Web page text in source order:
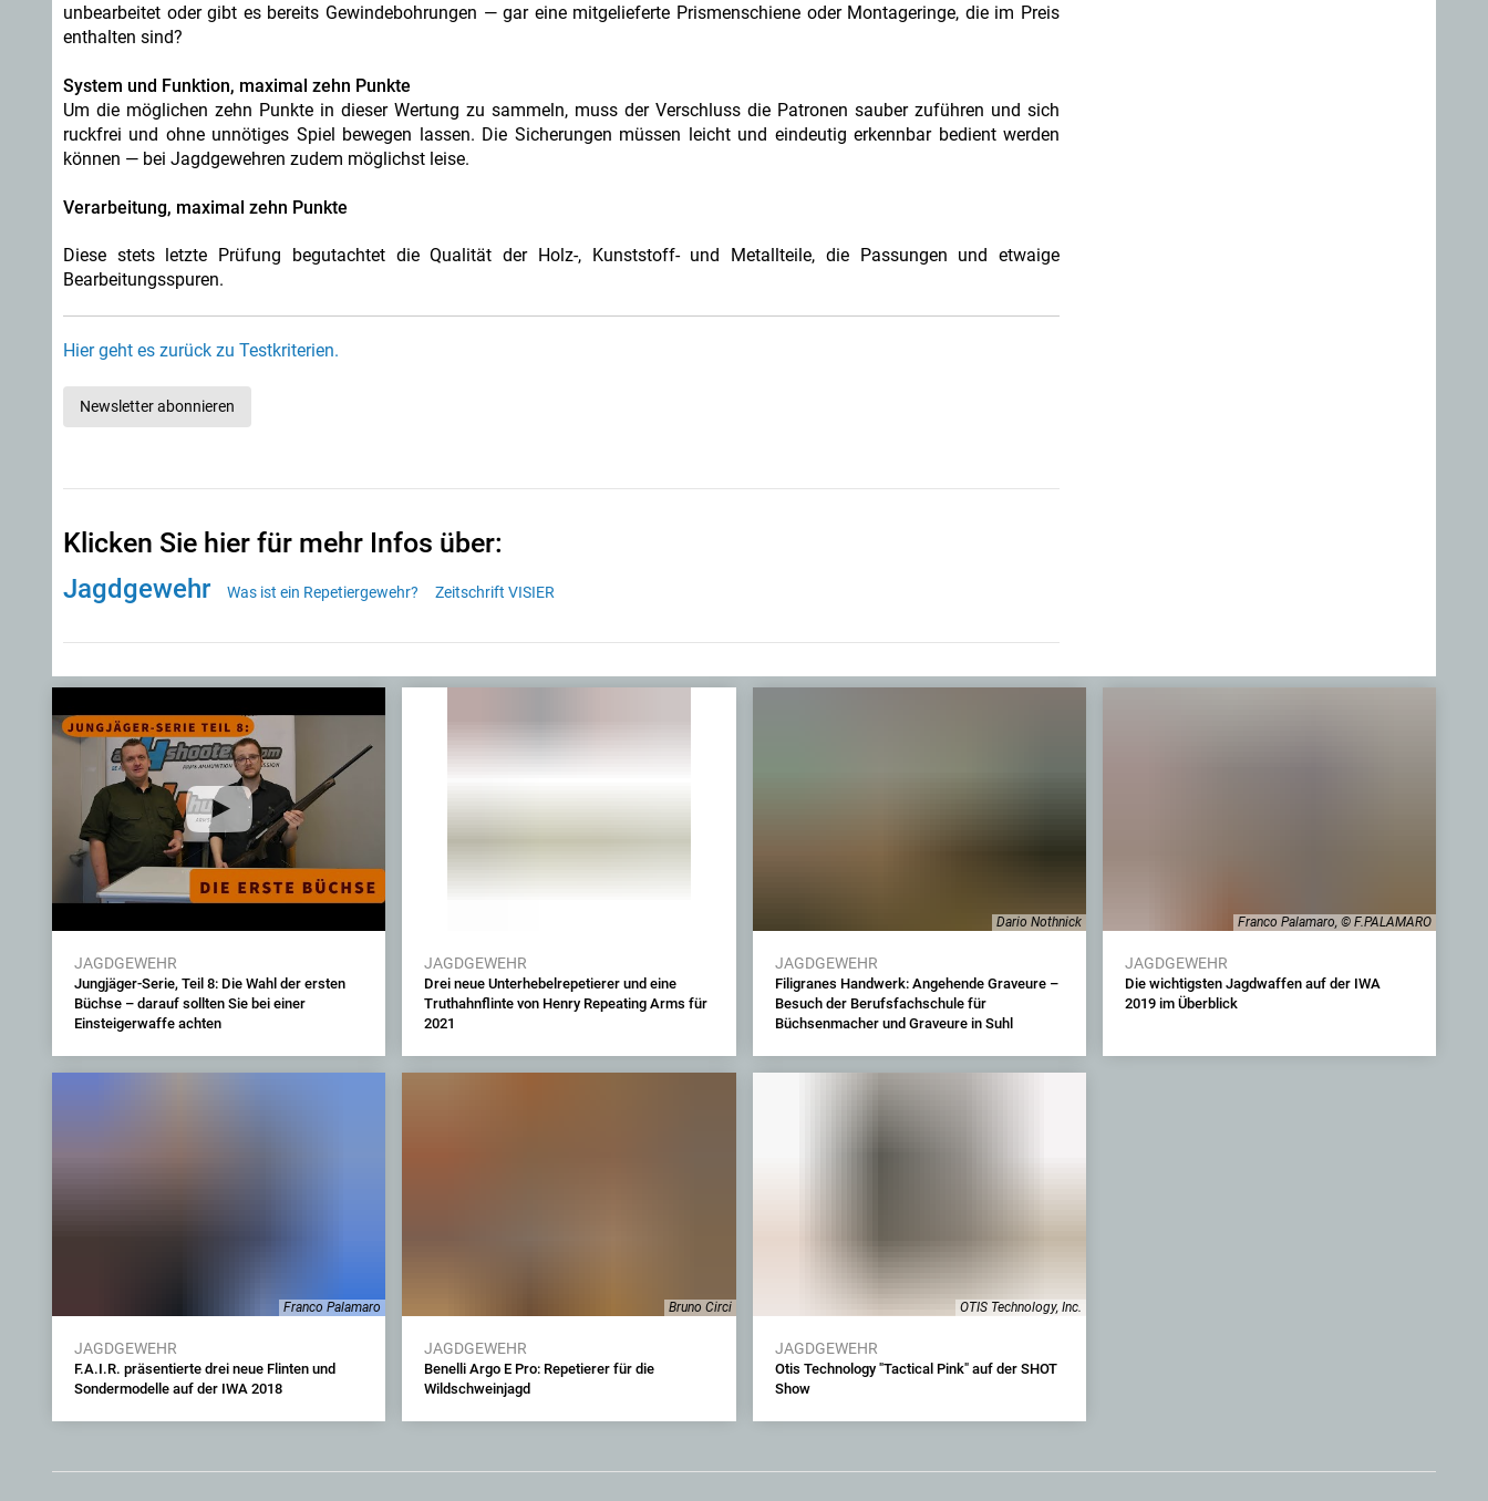
unbearbeitet oder gibt es bereits Gewindebohrungen — gar eine mitgelieferte Prismenschiene oder Montageringe, die im Preis
enthalten sind?
System und Funktion, maximal zehn Punkte
Um die möglichen zehn Punkte in dieser Wertung zu sammeln, muss der Verschluss die Patronen sauber zuführen und sich
ruckfrei und ohne unnötiges Spiel bewegen lassen. Die Sicherungen müssen leicht und eindeutig erkennbar bedient werden
können — bei Jagdgewehren zudem möglichst leise.
Verarbeitung, maximal zehn Punkte
Diese stets letzte Prüfung begutachtet die Qualität der Holz-, Kunststoff- und Metallteile, die Passungen und etwaige
Bearbeitungsspuren.
Hier geht es zurück zu Testkriterien.
Newsletter abonnieren
Klicken Sie hier für mehr Infos über:
Jagdgewehr Was ist ein Repetiergewehr? Zeitschrift VISIER
JAGDGEWEHR
Jungjäger-Serie, Teil 8: Die Wahl der ersten
Büchse – darauf sollten Sie bei einer
Einsteigerwaffe achten
JAGDGEWEHR
Drei neue Unterhebelrepetierer und eine
Truthahnflinte von Henry Repeating Arms für
2021
Dario Nothnick
JAGDGEWEHR
Filigranes Handwerk: Angehende Graveure –
Besuch der Berufsfachschule für
Büchsenmacher und Graveure in Suhl
Franco Palamaro, © F.PALAMARO
JAGDGEWEHR
Die wichtigsten Jagdwaffen auf der IWA
2019 im Überblick
Franco Palamaro
JAGDGEWEHR
F.A.I.R. präsentierte drei neue Flinten und
Sondermodelle auf der IWA 2018
Bruno Circi
JAGDGEWEHR
Benelli Argo E Pro: Repetierer für die
Wildschweinjagd
OTIS Technology, Inc.
JAGDGEWEHR
Otis Technology "Tactical Pink" auf der SHOT
Show